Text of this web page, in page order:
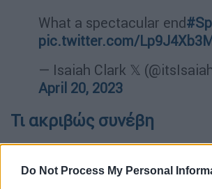
Do Not Process My Personal
What a spectacular end
pic.twitter.com/
— Isaiah Clark 𝕏
April 20, 2023
Τι ακριβώς συνέβη
ΤοΓαλλικό πρακτορείο
Starship της SpaceX, ο